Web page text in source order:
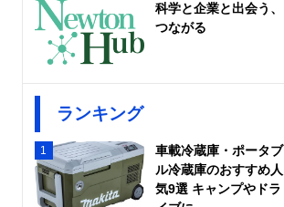
科学と企業と出会う、
つながる
ランキング
1
車載冷蔵庫・ポータブ
ル冷蔵庫のおすすめ人
気9選 キャンプやドラ